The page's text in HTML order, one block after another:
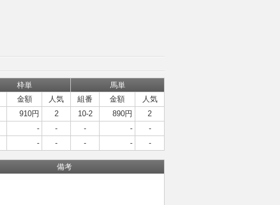
枠単
馬単
金額 人気 組番 金額
人気
910円 2 10-2 890円
2
- - - -
-
- - - - -
備考